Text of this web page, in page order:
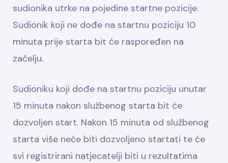
sudionika utrke na pojedine startne pozicije.
Sudionik koji ne dođe na startnu poziciju 10
minuta prije starta bit će raspoređen na
začelju.
Sudioniku koji dođe na startnu poziciju unutar
15 minuta nakon službenog starta bit će
dozvoljen start. Nakon 15 minuta od službenog
starta više neće biti dozvoljeno startati te će
svi registrirani natjecatelji biti u rezultatima